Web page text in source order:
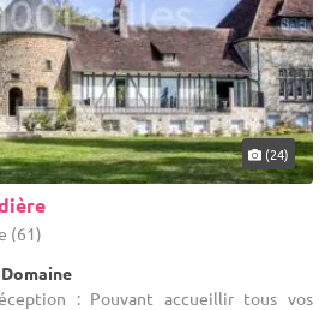
(24)
(61)
: Pouvant accueillir tous vos